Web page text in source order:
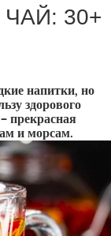
30+
напитки, но
здорового
прекрасная
и морсам.